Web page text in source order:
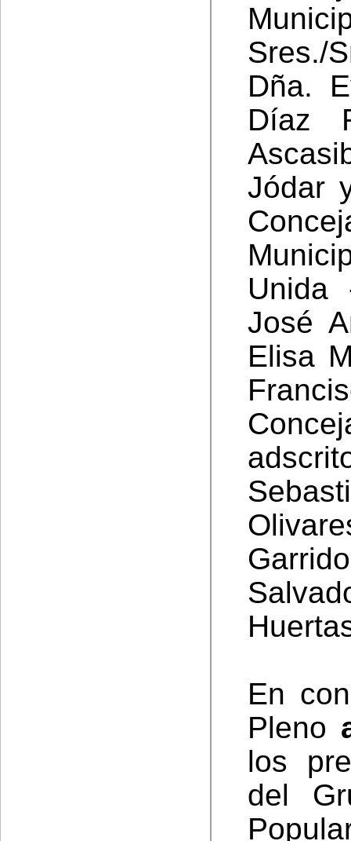
Sres./
Dña.
Díaz
Jódar
Unida
José
Elisa
En
Pleno
los
del